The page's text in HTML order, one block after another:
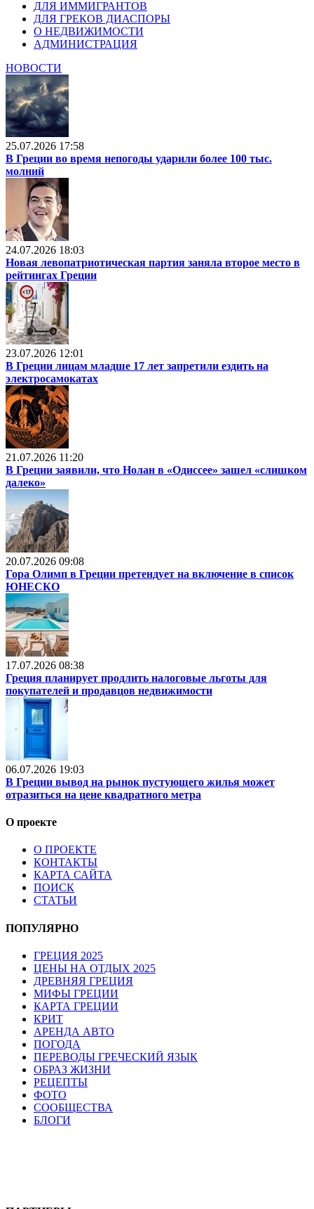
ДЛЯ ИММИГРАНТОВ
ДЛЯ ГРЕКОВ ДИАСПОРЫ
О НЕДВИЖИМОСТИ
АДМИНИСТРАЦИЯ
НОВОСТИ
25.07.2026 17:58
В Греции во время непогоды ударили более 100 тыс.
молний
24.07.2026 18:03
Новая левопатриотическая партия заняла второе место в
рейтингах Греции
23.07.2026 12:01
В Греции лицам младше 17 лет запретили ездить на
электросамокатах
21.07.2026 11:20
В Греции заявили, что Нолан в «Одиссее» зашел «слишком
далеко»
20.07.2026 09:08
Гора Олимп в Греции претендует на включение в список
ЮНЕСКО
17.07.2026 08:38
Греция планирует продлить налоговые льготы для
покупателей и продавцов недвижимости
06.07.2026 19:03
В Греции вывод на рынок пустующего жилья может
отразиться на цене квадратного метра
О проекте
О ПРОЕКТЕ
КОНТАКТЫ
КАРТА САЙТА
ПОИСК
СТАТЬИ
ПОПУЛЯРНО
ГРЕЦИЯ 2025
ЦЕНЫ НА ОТДЫХ 2025
ДРЕВНЯЯ ГРЕЦИЯ
МИФЫ ГРЕЦИИ
КАРТА ГРЕЦИИ
КРИТ
АРЕНДА АВТО
ПОГОДА
ПЕРЕВОДЫ ГРЕЧЕСКИЙ ЯЗЫК
ОБРАЗ ЖИЗНИ
РЕЦЕПТЫ
ФОТО
СООБЩЕСТВА
БЛОГИ